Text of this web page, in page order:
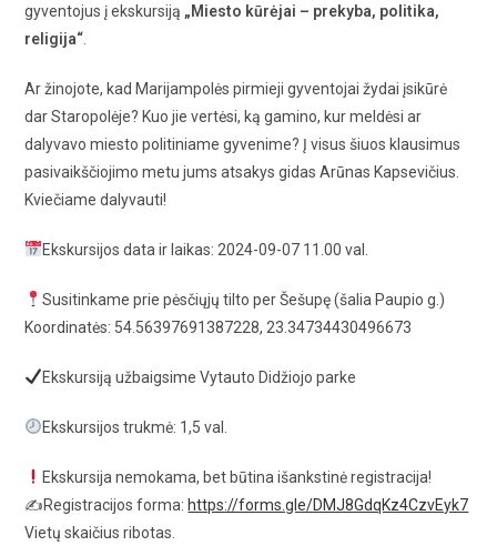
gyventojus į ekskursiją „Miesto kūrėjai – prekyba, politika,
religija“
Ar žinojote, kad Marijampolės pirmieji gyventojai žydai įsikūrė
dar Staropolėje? Kuo jie vertėsi, ką gamino, kur meldėsi ar
dalyvavo miesto politiniame gyvenime? Į visus šiuos klausimus
pasivaikščiojimo metu jums atsakys gidas Arūnas Kapsevičius.
Kviečiame dalyvauti!
Ekskursijos data ir laikas: 2024-09-07 11.00 val.
Susitinkame prie pėsčiųjų tilto per Šešupę (šalia Paupio g.)
Koordinatės: 54.56397691387228, 23.34734430496673
Ekskursiją užbaigsime Vytauto Didžiojo parke
Ekskursijos trukmė: 1,5 val.
Ekskursija nemokama, bet būtina išankstinė registracija!
✍️Registracijos forma: https://forms.gle/DMJ8GdqKz4CzvEyk7
Vietų skaičius ribotas.